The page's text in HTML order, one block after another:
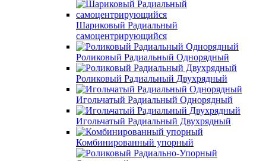
Шариковый Радиальный
самоцентрирующийся
Роликовый Радиальный Однорядный
Роликовый Радиальный Двухрядный
Игольчатый Радиальный Однорядный
Игольчатый Радиальный Двухрядный
Комбинированный упорный